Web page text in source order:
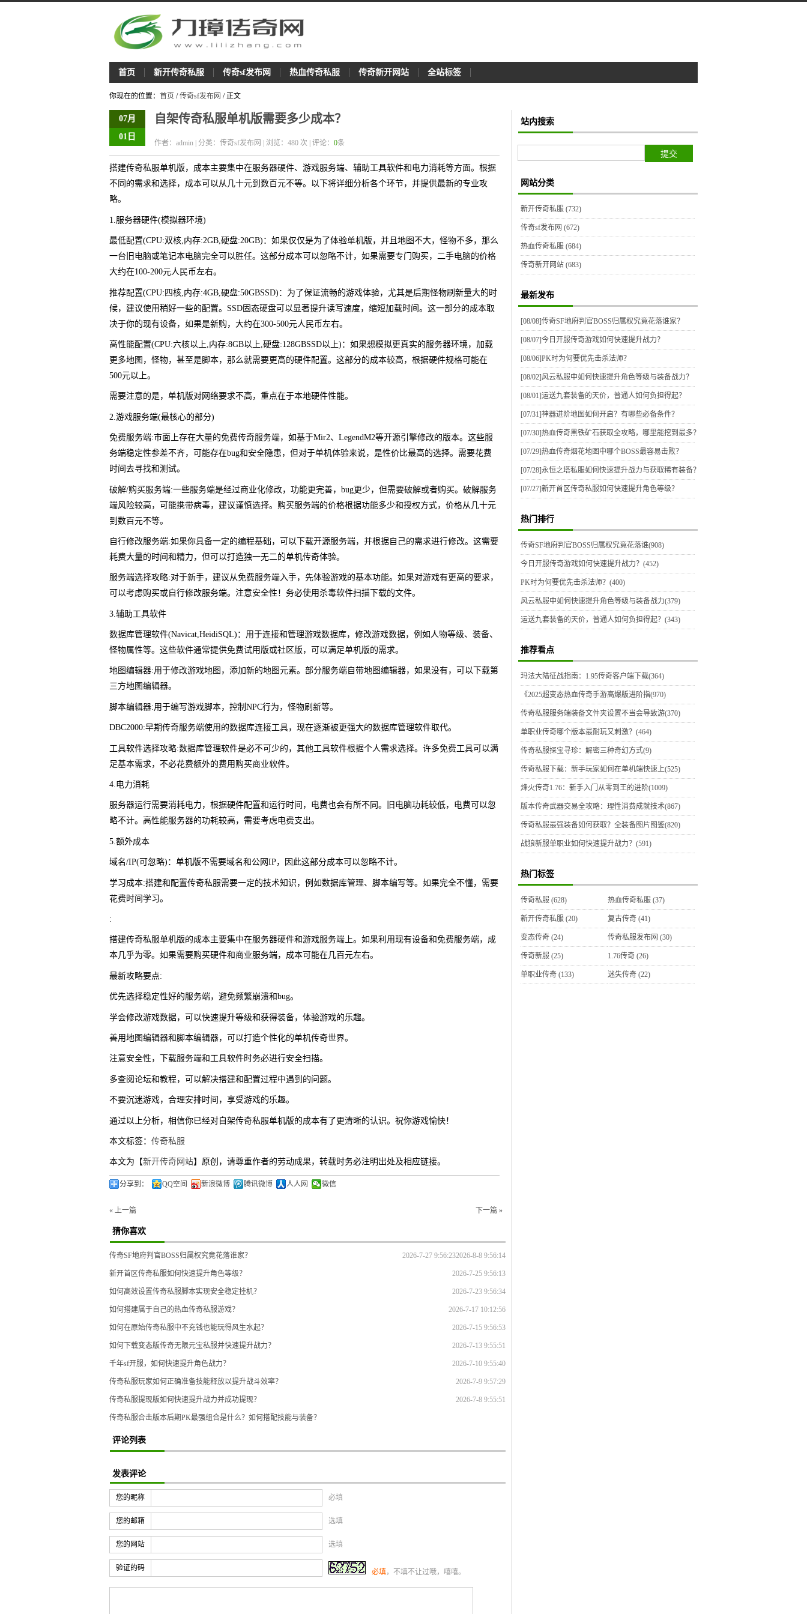
首页 新开传奇私服 传奇sf发布网 热血传奇私服 传奇新开网站 全站标签
你现在的位置： 首页 /传奇sf发布网 / 正文
07月
01日
自架传奇私服单机版需要多少成本？
作者：admin | 分类：传奇sf发布网 | 浏览： 480 次 | 评论： 0条
搭建传奇私服单机版，成本主要集中在服务器硬件、游戏服务端、辅助工具软件和电力消耗等方面。根据
不同的需求和选择，成本可以从几十元到数百元不等。以下将详细分析各个环节，并提供最新的专业攻
略。
1.服务器硬件(模拟器环境)
最低配置(CPU:双核,内存:2GB,硬盘:20GB)：如果仅仅是为了体验单机版，并且地图不大，怪物不多，那么
一台旧电脑或笔记本电脑完全可以胜任。这部分成本可以忽略不计，如果需要专门购买，二手电脑的价格
大约在100-200元人民币左右。
推荐配置(CPU:四核,内存:4GB,硬盘:50GBSSD)：为了保证流畅的游戏体验，尤其是后期怪物刷新量大的时
候，建议使用稍好一些的配置。SSD固态硬盘可以显著提升读写速度，缩短加载时间。这一部分的成本取
决于你的现有设备，如果是新购，大约在300-500元人民币左右。
高性能配置(CPU:六核以上,内存:8GB以上,硬盘:128GBSSD以上)：如果想模拟更真实的服务器环境，加载
更多地图，怪物，甚至是脚本，那么就需要更高的硬件配置。这部分的成本较高，根据硬件规格可能在
500元以上。
需要注意的是，单机版对网络要求不高，重点在于本地硬件性能。
2.游戏服务端(最核心的部分)
免费服务端:市面上存在大量的免费传奇服务端，如基于Mir2、LegendM2等开源引擎修改的版本。这些服
务端稳定性参差不齐，可能存在bug和安全隐患，但对于单机体验来说，是性价比最高的选择。需要花费
时间去寻找和测试。
破解/购买服务端:一些服务端是经过商业化修改，功能更完善，bug更少，但需要破解或者购买。破解服务
端风险较高，可能携带病毒，建议谨慎选择。购买服务端的价格根据功能多少和授权方式，价格从几十元
到数百元不等。
自行修改服务端:如果你具备一定的编程基础，可以下载开源服务端，并根据自己的需求进行修改。这需要
耗费大量的时间和精力，但可以打造独一无二的单机传奇体验。
服务端选择攻略:对于新手，建议从免费服务端入手，先体验游戏的基本功能。如果对游戏有更高的要求，
可以考虑购买或自行修改服务端。注意安全性！务必使用杀毒软件扫描下载的文件。
3.辅助工具软件
数据库管理软件(Navicat,HeidiSQL)：用于连接和管理游戏数据库，修改游戏数据，例如人物等级、装备、
怪物属性等。这些软件通常提供免费试用版或社区版，可以满足单机版的需求。
地图编辑器:用于修改游戏地图，添加新的地图元素。部分服务端自带地图编辑器，如果没有，可以下载第
三方地图编辑器。
脚本编辑器:用于编写游戏脚本，控制NPC行为，怪物刷新等。
DBC2000:早期传奇服务端使用的数据库连接工具，现在逐渐被更强大的数据库管理软件取代。
工具软件选择攻略:数据库管理软件是必不可少的，其他工具软件根据个人需求选择。许多免费工具可以满
足基本需求，不必花费额外的费用购买商业软件。
4.电力消耗
服务器运行需要消耗电力，根据硬件配置和运行时间，电费也会有所不同。旧电脑功耗较低，电费可以忽
略不计。高性能服务器的功耗较高，需要考虑电费支出。
5.额外成本
域名/IP(可忽略)：单机版不需要域名和公网IP，因此这部分成本可以忽略不计。
学习成本:搭建和配置传奇私服需要一定的技术知识，例如数据库管理、脚本编写等。如果完全不懂，需要
花费时间学习。
:
搭建传奇私服单机版的成本主要集中在服务器硬件和游戏服务端上。如果利用现有设备和免费服务端，成
本几乎为零。如果需要购买硬件和商业服务端，成本可能在几百元左右。
最新攻略要点:
优先选择稳定性好的服务端，避免频繁崩溃和bug。
学会修改游戏数据，可以快速提升等级和获得装备，体验游戏的乐趣。
善用地图编辑器和脚本编辑器，可以打造个性化的单机传奇世界。
注意安全性，下载服务端和工具软件时务必进行安全扫描。
多查阅论坛和教程，可以解决搭建和配置过程中遇到的问题。
不要沉迷游戏，合理安排时间，享受游戏的乐趣。
通过以上分析，相信你已经对自架传奇私服单机版的成本有了更清晰的认识。祝你游戏愉快！
本文标签： 传奇私服
本文为【新开传奇网站】原创，请尊重作者的劳动成果，转载时务必注明出处及相应链接。
分享到： QQ空间 新浪微博 腾讯微博 人人网 微信
« 上一篇 下一篇 »
猜你喜欢
2026-8-8 9:56:14
传奇SF地府判官BOSS归属权究竟花落谁家？ 2026-7-27 9:56:23
新开首区传奇私服如何快速提升角色等级？ 2026-7-25 9:56:13
如何高效设置传奇私服脚本实现安全稳定挂机？ 2026-7-23 9:56:34
如何搭建属于自己的热血传奇私服游戏？ 2026-7-17 10:12:56
如何在原始传奇私服中不充钱也能玩得风生水起？ 2026-7-15 9:56:53
如何下载变态版传奇无限元宝私服并快速提升战力？ 2026-7-13 9:55:51
千年sf开服，如何快速提升角色战力？ 2026-7-10 9:55:40
传奇私服玩家如何正确准备技能释放以提升战斗效率？ 2026-7-9 9:57:29
传奇私服提现版如何快速提升战力并成功提现？ 2026-7-8 9:55:51
传奇私服合击版本后期PK最强组合是什么？如何搭配技能与装备？
评论列表
发表评论
您的昵称 必填
您的邮箱 选填
您的网站 选填
验证的码 必填，不填不让过哦，嘻嘻。
站内搜索
网站分类
新开传奇私服 (732)
传奇sf发布网 (672)
热血传奇私服 (684)
传奇新开网站 (683)
最新发布
[08/08]传奇SF地府判官BOSS归属权究竟花落谁家？
[08/07]今日开服传奇游戏如何快速提升战力？
[08/06]PK时为何要优先击杀法师？
[08/02] 风云私服中如何快速提升角色等级与装备战力？
[08/01]运送九套装备的天价，普通人如何负担得起？
[07/31]神器进阶地图如何开启？有哪些必备条件？
[07/30]热血传奇黑铁矿石获取全攻略，哪里能挖到最多？
[07/29]热血传奇烟花地图中哪个BOSS最容易击败？
[07/28]永恒之塔私服如何快速提升战力与获取稀有装备？
[07/27]新开首区传奇私服如何快速提升角色等级？
热门排行
传奇SF地府判官BOSS归属权究竟花落谁(908)
今日开服传奇游戏如何快速提升战力？(452)
PK时为何要优先击杀法师？(400)
风云私服中如何快速提升角色等级与装备战力(379)
运送九套装备的天价，普通人如何负担得起？(343)
推荐看点
玛法大陆征战指南：1.95传奇客户端下载(364)
《2025超变态热血传奇手游高爆版进阶指(970)
传奇私服服务端装备文件夹设置不当会导致游(370)
单职业传奇哪个版本最耐玩又刺激？(464)
传奇私服探宝寻珍：解密三种奇幻方式(9)
传奇私服下载：新手玩家如何在单机端快速上(525)
烽火传奇1.76：新手入门从零到王的进阶(1009)
版本传奇武器交易全攻略：理性消费成就技术(867)
传奇私服最强装备如何获取？全装备图片图鉴(820)
战狼新服单职业如何快速提升战力？(591)
热门标签
传奇私服 (628) 热血传奇私服 (37)
新开传奇私服 (20) 复古传奇 (41)
变态传奇 (24) 传奇私服发布网 (30)
传奇新服 (25) 1.76传奇 (26)
单职业传奇 (133) 迷失传奇 (22)